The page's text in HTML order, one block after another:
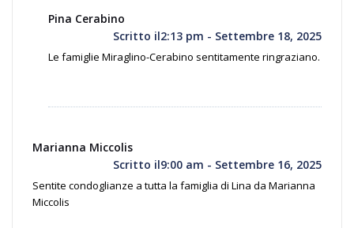
Pina Cerabino
Scritto il2:13 pm - Settembre 18, 2025
Le famiglie Miraglino-Cerabino sentitamente ringraziano.
Marianna Miccolis
Scritto il9:00 am - Settembre 16, 2025
Sentite condoglianze a tutta la famiglia di Lina da Marianna
Miccolis